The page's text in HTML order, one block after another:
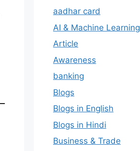
aadhar card
AI & Machine Learning
Article
Awareness
banking
Blogs
Blogs in English
Blogs in Hindi
Business & Trade